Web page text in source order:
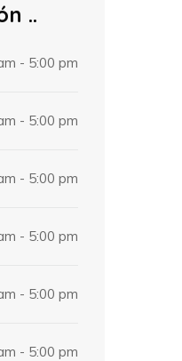
- 5:00 pm
- 5:00 pm
- 5:00 pm
- 5:00 pm
- 5:00 pm
- 5:00 pm